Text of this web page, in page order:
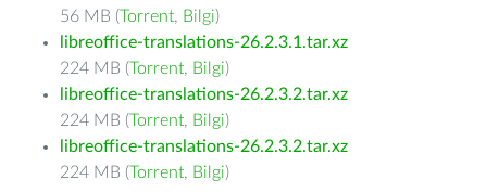
56 MB (Torrent, Bilgi)
libreoffice-translations-26.2.3.1.tar.xz
224 MB (Torrent, Bilgi)
libreoffice-translations-26.2.3.2.tar.xz
224 MB (Torrent, Bilgi)
libreoffice-translations-26.2.3.2.tar.xz
224 MB (Torrent, Bilgi)